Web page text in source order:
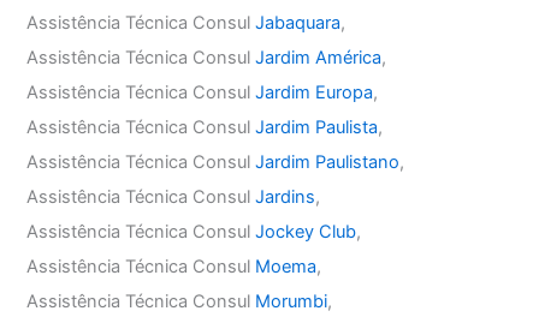
Assistência Técnica ConsulJabaquara,
Assistência Técnica ConsulJardim América,
Assistência Técnica ConsulJardim Europa,
Assistência Técnica ConsulJardim Paulista,
Assistência Técnica ConsulJardim Paulistano,
Assistência Técnica ConsulJardins,
Assistência Técnica ConsulJockey Club,
Assistência Técnica Consul Moema,
Assistência Técnica Consul Morumbi,